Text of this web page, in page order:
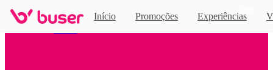
Início Promoções Experiências